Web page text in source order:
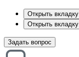
Открыть вкладку
Открыть вкладку
Задать вопрос